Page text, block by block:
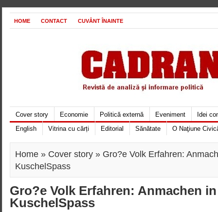
HOME CONTACT CUVÂNT ÎNAINTE
Cover story Economie Politică externă Eveniment
Idei
English
Vitrina cu cărți Editorial Sănătate O Naţiune
Home » Cover story » Gro?e Volk Erfahren:
KuschelSpass
Gro?e Volk Erfahren: Anmachen
KuschelSpass